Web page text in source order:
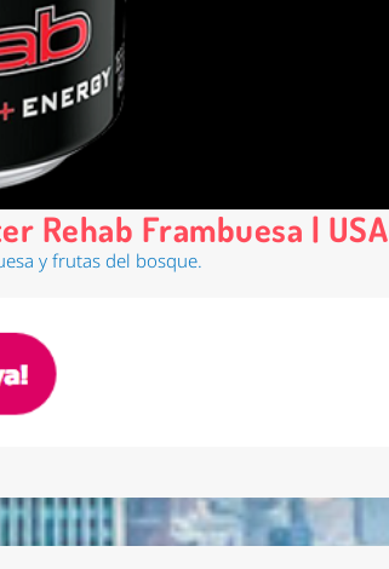
Rehab Frambuesa | USA
y frutas del bosque.